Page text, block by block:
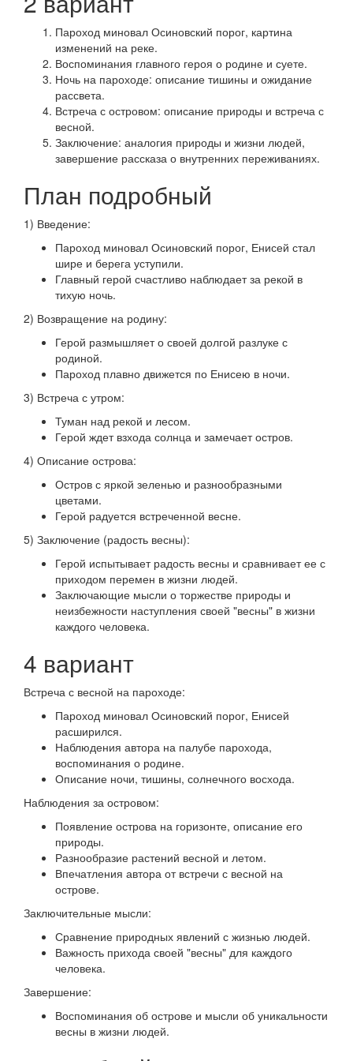
Пароход миновал Осиновский порог, картина
изменений на реке.
Воспоминания главного героя о родине и суете.
Ночь на пароходе: описание тишины и ожидание
рассвета.
Встреча с островом: описание природы и встреча с
весной.
Заключение: аналогия природы и жизни людей,
завершение рассказа о внутренних переживаниях.
План подробный
1) Введение:
Пароход миновал Осиновский порог, Енисей стал
шире и берега уступили.
Главный герой счастливо наблюдает за рекой в
тихую ночь.
2) Возвращение на родину:
Герой размышляет о своей долгой разлуке с
родиной.
Пароход плавно движется по Енисею в ночи.
3) Встреча с утром:
Туман над рекой и лесом.
Герой ждет взхода солнца и замечает остров.
4) Описание острова:
Остров с яркой зеленью и разнообразными
цветами.
Герой радуется встреченной весне.
5) Заключение (радость весны):
Герой испытывает радость весны и сравнивает ее с
приходом перемен в жизни людей.
Заключающие мысли о торжестве природы и
неизбежности наступления своей "весны" в жизни
каждого человека.
4 вариант
Встреча с весной на пароходе:
Пароход миновал Осиновский порог, Енисей
расширился.
Наблюдения автора на палубе парохода,
воспоминания о родине.
Описание ночи, тишины, солнечного восхода.
Наблюдения за островом:
Появление острова на горизонте, описание его
природы.
Разнообразие растений весной и летом.
Впечатления автора от встречи с весной на
острове.
Заключительные мысли:
Сравнение природных явлений с жизнью людей.
Важность прихода своей "весны" для каждого
человека.
Завершение:
Воспоминания об острове и мысли об уникальности
весны в жизни людей.